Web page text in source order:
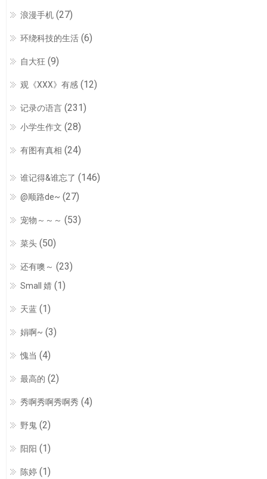
浪漫手机 (27)
环绕科技的生活 (6)
自大狂 (9)
观《XXX》有感 (12)
记录の语言 (231)
小学生作文 (28)
有图有真相 (24)
谁记得&谁忘了 (146)
@顺路de~ (27)
宠物～～～ (53)
菜头 (50)
还有噢～ (23)
Small 婧 (1)
天蓝 (1)
娟啊~ (3)
愧当 (4)
最高的 (2)
秀啊秀啊秀啊秀 (4)
野鬼 (2)
阳阳 (1)
陈婷 (1)